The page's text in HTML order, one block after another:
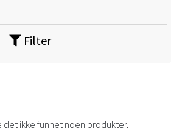
Filter
det ikke funnet noen produkter.